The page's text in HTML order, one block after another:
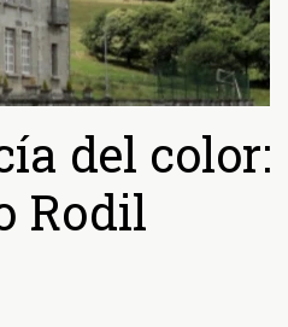
del color:
Rodil